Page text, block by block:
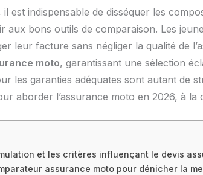
il est indispensable de disséquer les
bons outils de comparaison. Les
leur facture sans négliger la qualité de
moto, garantissant une sélection
garanties adéquates sont autant de
aborder l’assurance moto en 2026, à la
et les critères influençant le devis
assurance moto pour dénicher la